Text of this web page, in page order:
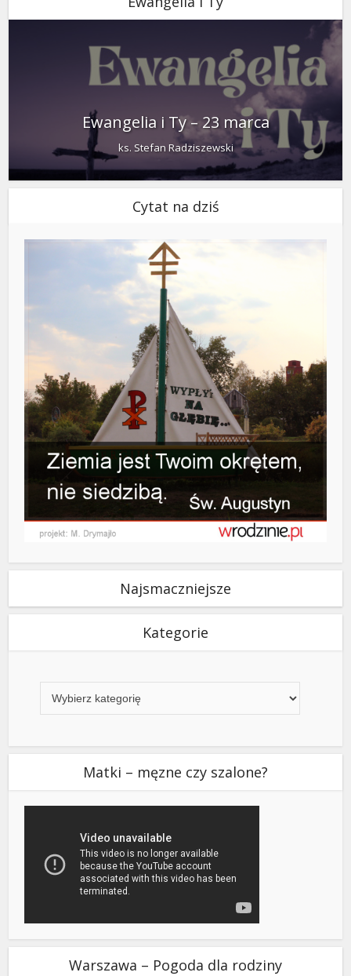
Ewangelia i Ty – 23 marca
ks. Stefan Radziszewski
Cytat na dziś
Najsmaczniejsze
Kategorie
Matki – męzne czy szalone?
Warszawa – Pogoda dla rodziny